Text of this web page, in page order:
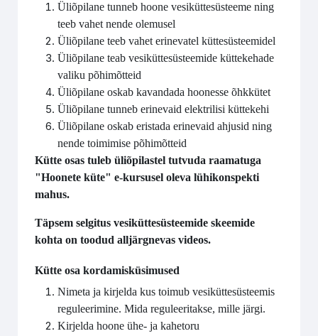
Üliõpilane tunneb hoone vesiküttesüsteeme ning
teeb vahet nende olemusel
Üliõpilane teeb vahet erinevatel küttesüsteemidel
Üliõpilane teab vesiküttesüsteemide küttekehade
valiku põhimõtteid
Üliõpilane oskab kavandada hoonesse õhkkütet
Üliõpilane tunneb erinevaid elektrilisi küttekehi
Üliõpilane oskab eristada erinevaid ahjusid ning
nende toimimise põhimõtteid
Kütte osas tuleb üliõpilastel tutvuda raamatuga
"Hoonete küte" e-kursusel oleva lühikonspekti
mahus.
Täpsem selgitus vesiküttesüsteemide skeemide
kohta on toodud alljärgnevas videos.
Kütte osa kordamisküsimused
Nimeta ja kirjelda kus toimub vesiküttesüsteemis
reguleerimine. Mida reguleeritakse, mille järgi.
Kirjelda hoone ühe- ja kahetoru